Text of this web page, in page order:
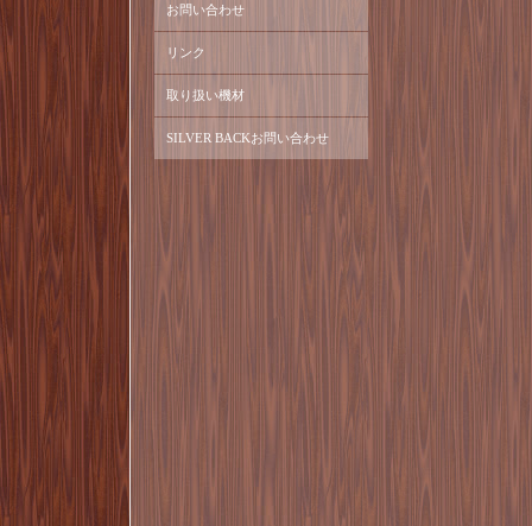
お問い合わせ
リンク
取り扱い機材
SILVER BACKお問い合わせ